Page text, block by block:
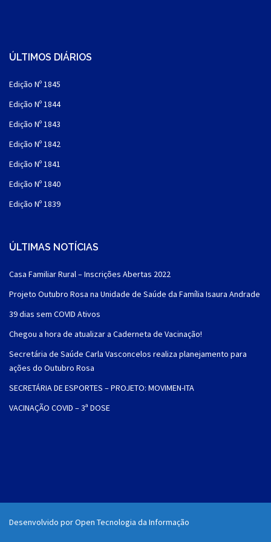
ÚLTIMOS DIÁRIOS
Edição Nº 1845
Edição Nº 1844
Edição Nº 1843
Edição Nº 1842
Edição Nº 1841
Edição Nº 1840
Edição Nº 1839
ÚLTIMAS NOTÍCIAS
Casa Familiar Rural – Inscrições Abertas 2022
Projeto Outubro Rosa na Unidade de Saúde da Família Isaura Andrade
39 dias sem COVID Ativos
Chegou a hora de atualizar a Caderneta de Vacinação!
Secretária de Saúde Carla Vasconcelos realiza planejamento para
ações do Outubro Rosa
SECRETÁRIA DE ESPORTES – PROJETO: MOVIMEN-ITA
VACINAÇÃO COVID – 3ª DOSE
Desenvolvido por Open Tecnologia da Informação